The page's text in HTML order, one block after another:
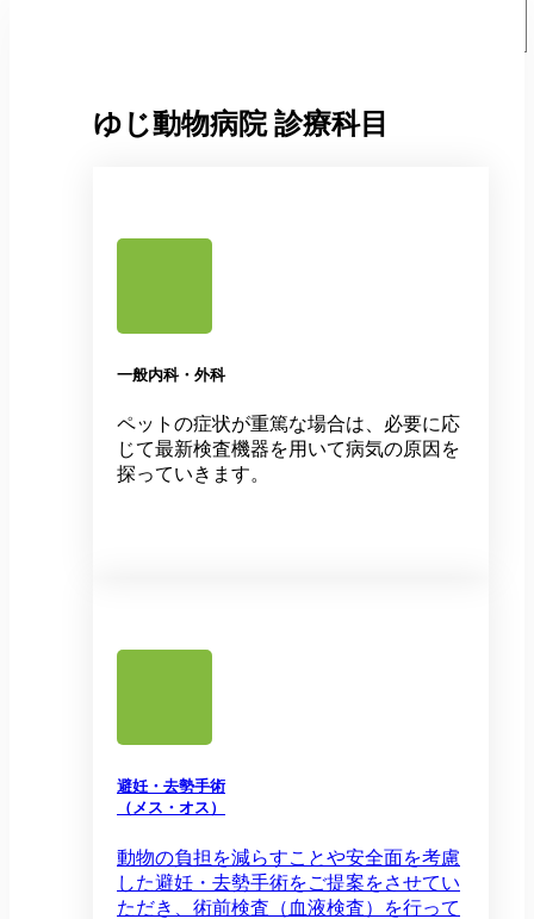
ゆじ動物病院診療科目
一般内科・外科
ペットの症状が重篤な場合は、必要に応
じて最新検査機器を用いて病気の原因を
探っていきます。
避妊・去勢手術
（メス・オス）
動物の負担を減らすことや安全面を考慮
した避妊・去勢手術をご提案をさせてい
ただき、術前検査（血液検査）を行って